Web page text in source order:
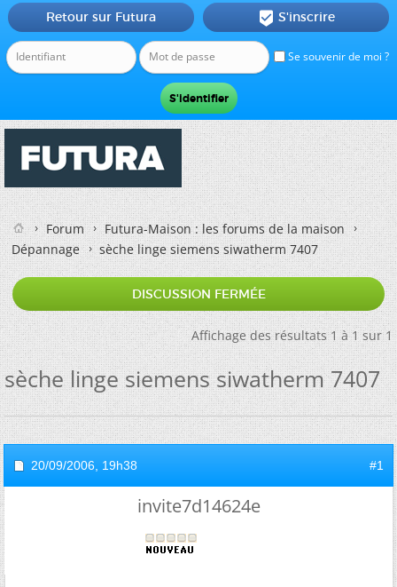
Se souvenir de moi ?
Retour sur Futura  S'inscrire
Forum
Futura-Maison : les forums de la maison
Dépannage
sèche linge siemens siwatherm 7407
DISCUSSION FERMÉE
Affichage des résultats 1 à 1 sur 1
sèche linge siemens siwatherm 7407
20/09/2006, 19h38 #1
invite7d14624e